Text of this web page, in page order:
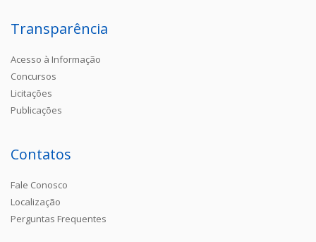
Transparência
Acesso à Informação
Concursos
Licitações
Publicações
Contatos
Fale Conosco
Localização
Perguntas Frequentes